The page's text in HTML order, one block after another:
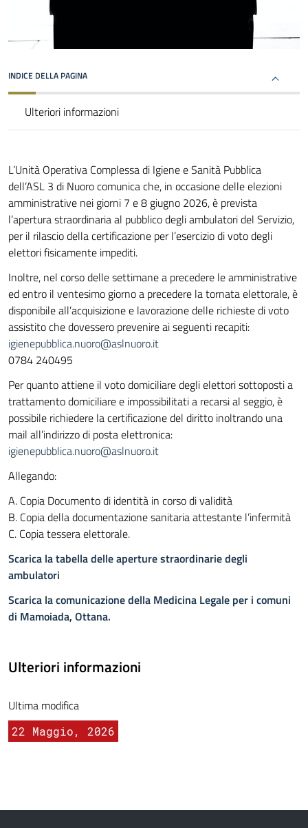
INDICE DELLA PAGINA
Ulteriori informazioni
L’Unità Operativa Complessa di Igiene e Sanità Pubblica
dell’ASL 3 di Nuoro comunica che, in occasione delle elezioni
amministrative nei giorni 7 e 8 giugno 2026, è prevista
l’apertura straordinaria al pubblico degli ambulatori del Servizio,
per il rilascio della certificazione per l’esercizio di voto degli
elettori fisicamente impediti.
Inoltre, nel corso delle settimane a precedere le amministrative
ed entro il ventesimo giorno a precedere la tornata elettorale, è
disponibile all’acquisizione e lavorazione delle richieste di voto
assistito che dovessero prevenire ai seguenti recapiti:
igienepubblica.nuoro@aslnuoro.it
0784 240495
Per quanto attiene il voto domiciliare degli elettori sottoposti a
trattamento domiciliare e impossibilitati a recarsi al seggio, è
possibile richiedere la certificazione del diritto inoltrando una
mail all’indirizzo di posta elettronica:
igienepubblica.nuoro@aslnuoro.it
Allegando:
A. Copia Documento di identità in corso di validità
B. Copia della documentazione sanitaria attestante l’infermità
C. Copia tessera elettorale.
Scarica la tabella delle aperture straordinarie degli
ambulatori
Scarica la comunicazione della Medicina Legale per i comuni
di Mamoiada, Ottana.
Ulteriori informazioni
Ultima modifica
22 Maggio, 2026